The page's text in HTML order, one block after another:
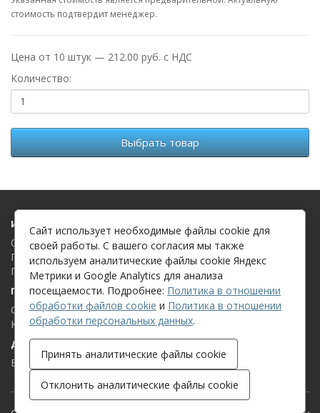
стоимость подтвердит менеджер.
Цена от 10 штук — 212.00 руб. с НДС
Количество:
Выбрать товар
Информация
О компании
Политика в отношении обработки файлов cookie
Политика в отношении обработки персональных данных
Поддержка клиентов
Связаться с нами
Карта сайта
Дополнительно
Бренды
Сайт использует необходимые файлы cookie для
своей работы. С вашего согласия мы также
используем аналитические файлы cookie Яндекс
Метрики и Google Analytics для анализа
посещаемости. Подробнее: Политика в отношении
обработки файлов cookie и Политика в отношении
обработки персональных данных.
Принять аналитические файлы cookie
Отклонить аналитические файлы cookie